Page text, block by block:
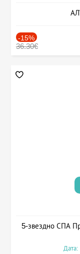
-15%
36.30€
5-звездно СПА